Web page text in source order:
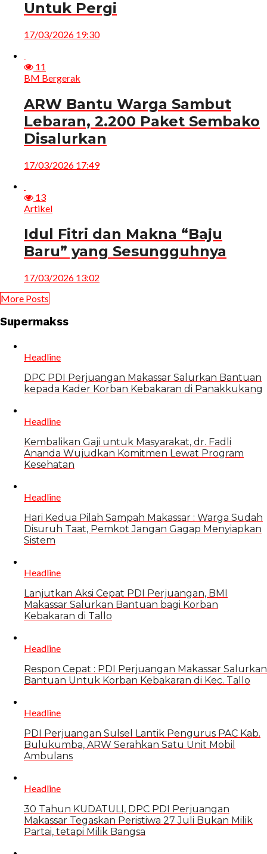
Untuk Pergi
17/03/2026 19:30
11
BM Bergerak
ARW Bantu Warga Sambut
Lebaran, 2.200 Paket Sembako
Disalurkan
17/03/2026 17:49
13
Artikel
Idul Fitri dan Makna “Baju
Baru” yang Sesungguhnya
17/03/2026 13:02
More Posts
Supermakss
Headline
DPC PDI Perjuangan Makassar Salurkan Bantuan
kepada Kader Korban Kebakaran di Panakkukang
Headline
Kembalikan Gaji untuk Masyarakat, dr. Fadli
Ananda Wujudkan Komitmen Lewat Program
Kesehatan
Headline
Hari Kedua Pilah Sampah Makassar : Warga Sudah
Disuruh Taat, Pemkot Jangan Gagap Menyiapkan
Sistem
Headline
Lanjutkan Aksi Cepat PDI Perjuangan, BMI
Makassar Salurkan Bantuan bagi Korban
Kebakaran di Tallo
Headline
Respon Cepat : PDI Perjuangan Makassar Salurkan
Bantuan Untuk Korban Kebakaran di Kec. Tallo
Headline
PDI Perjuangan Sulsel Lantik Pengurus PAC Kab.
Bulukumba, ARW Serahkan Satu Unit Mobil
Ambulans
Headline
30 Tahun KUDATULI, DPC PDI Perjuangan
Makassar Tegaskan Peristiwa 27 Juli Bukan Milik
Partai, tetapi Milik Bangsa